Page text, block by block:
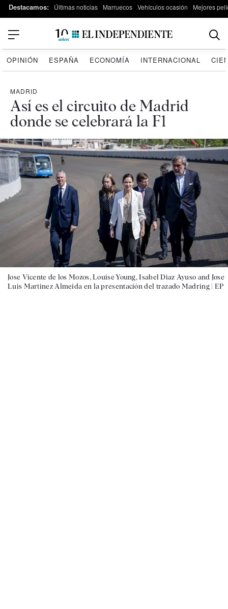
Destacamos: Últimas noticias Marruecos Vehículos ocasión Mejores
OPINIÓN ESPAÑA ECONOMÍA INTERNACIONAL
MADRID
Así es el circuito de Madrid
donde se celebrará la F1
Jose Vicente de los Mozos, Louise Young, Isabel Diaz Ayuso and Jose
Luis Martinez Almeida en la presentación del trazado Madring | EP